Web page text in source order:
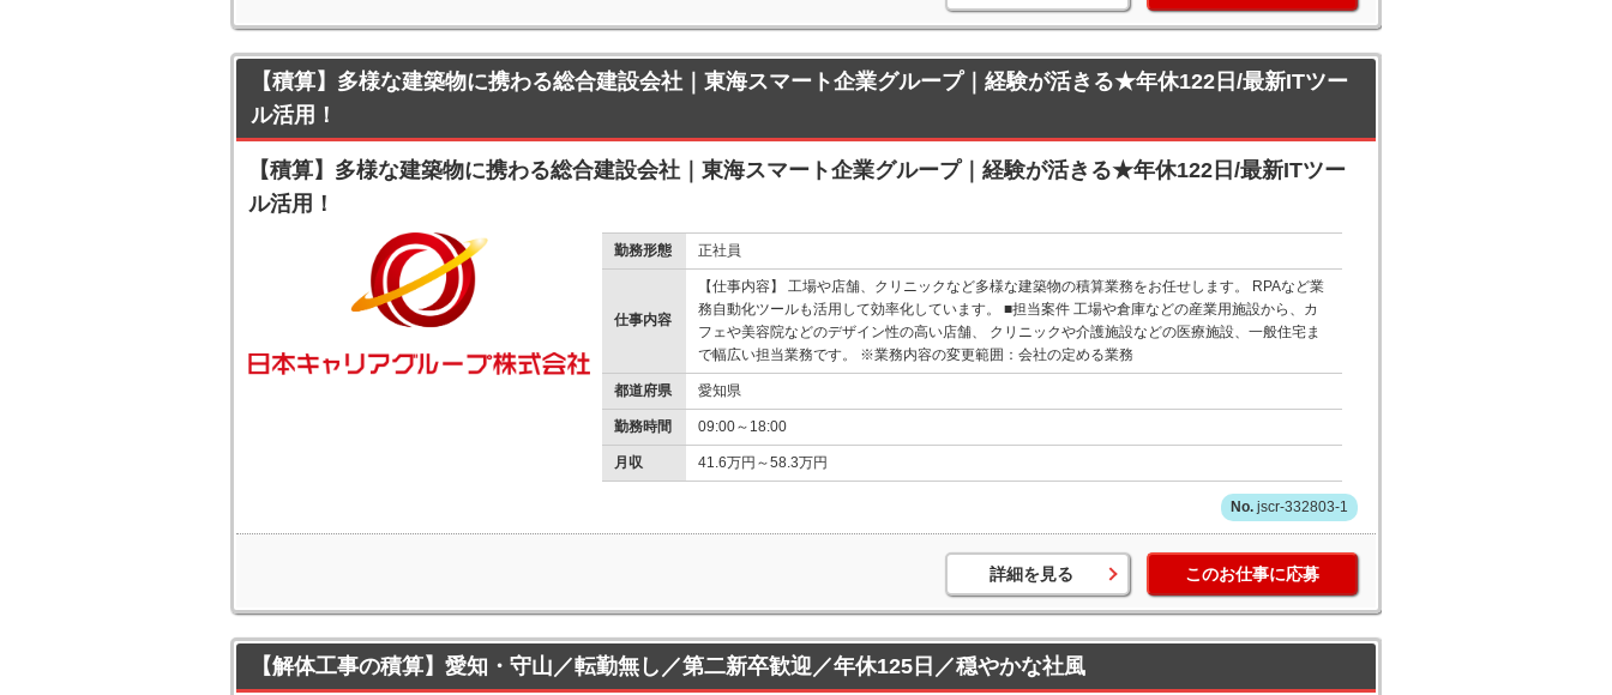
【積算】多様な建築物に携わる総合建設会社｜東海スマート企業グループ｜経験が活きる★年休122日/最新ITツー
ル活用！
【積算】多様な建築物に携わる総合建設会社｜東海スマート企業グループ｜経験が活きる★年休122日/最新ITツー
ル活用！
勤務形態 正社員
仕事内容
【仕事内容】 工場や店舗、クリニックなど多様な建築物の積算業務をお任せします。 RPAなど業
務自動化ツールも活用して効率化しています。 ■担当案件 工場や倉庫などの産業用施設から、カ
フェや美容院などのデザイン性の高い店舗、 クリニックや介護施設などの医療施設、一般住宅ま
で幅広い担当業務です。 ※業務内容の変更範囲：会社の定める業務
都道府県 愛知県
勤務時間 09:00～18:00
月収 41.6万円～58.3万円
jscr-332803-1
詳細を見る このお仕事に応募
【解体工事の積算】愛知・守山／転勤無し／第二新卒歓迎／年休125日／穏やかな社風